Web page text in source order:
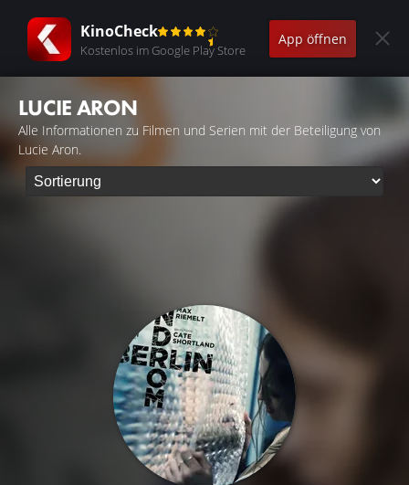
KinoCheck
Kostenlos im Google Play Store
App öffnen
LUCIE ARON
Alle Informationen zu Filmen und Serien mit der Beteiligung von
Lucie Aron.